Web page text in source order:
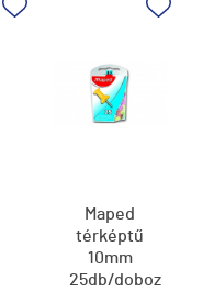
Maped
térképtű
10mm
25db/doboz